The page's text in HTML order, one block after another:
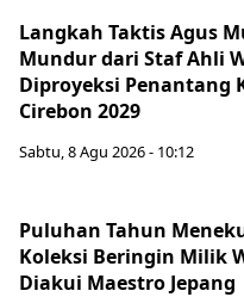
Langkah Taktis Agus
Mundur dari Staf Ahli
Diproyeksi Penantang
Cirebon 2029
Sabtu, 8 Agu 2026 - 10:12
Puluhan Tahun
Koleksi Beringin Milik
Diakui Maestro Jepang